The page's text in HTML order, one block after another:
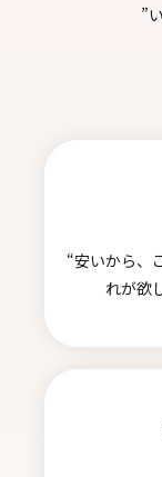
”
“安いから、
れが欲